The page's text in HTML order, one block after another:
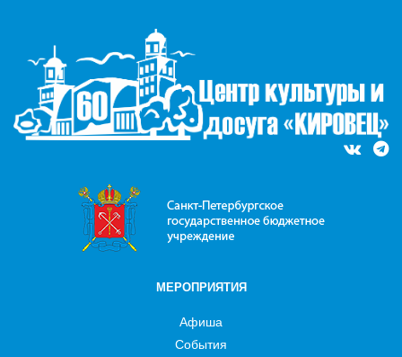
МЕРОПРИЯТИЯ
Афиша
События